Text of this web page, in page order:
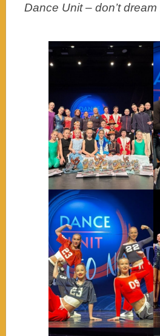
Dance Unit – don’t dream